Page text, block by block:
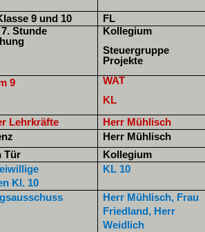
9 und 10
FL
Stunde
Kollegium
Steuergruppe
Projekte
9
WAT
KL
Lehrkräfte
Herr Mühlisch
Herr Mühlisch
Tür
Kollegium
Kl. 10
KL 10
Herr Mühlisch, Frau
Friedland, Herr
Weidlich